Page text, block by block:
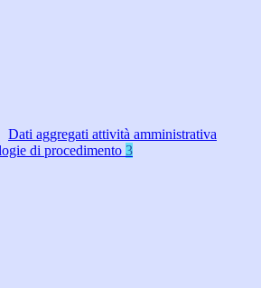
Dati aggregati attività amministrativa
di procedimento 3